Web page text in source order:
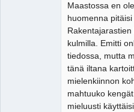
Maastossa en
huomenna
kulmilla. Emitti
tiedossa, mutta
tänä iltana
mielenkiinnon
mahtuuko
mieluusti